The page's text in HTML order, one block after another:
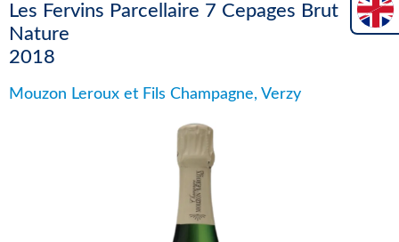
Les Fervins Parcellaire 7 Cepages Brut
Nature
2018
Mouzon Leroux et Fils Champagne, Verzy